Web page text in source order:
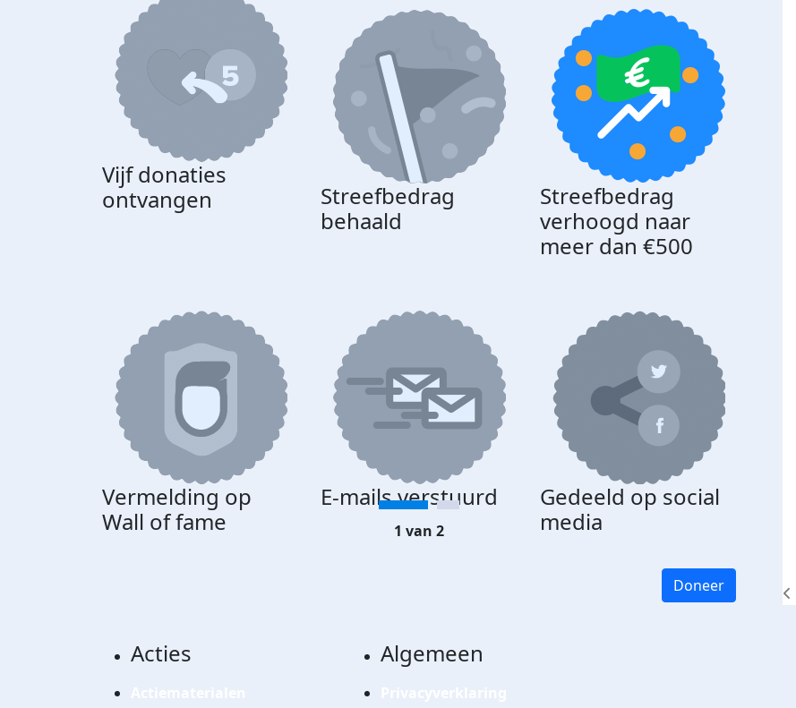
Vijf donaties
ontvangen
Streefbedrag
behaald
Streefbedrag
verhoogd naar
meer dan €500
Vermelding op
Wall of fame
E-mails verstuurd
Gedeeld op social
media
1 van 2
Doneer
Acties Algemeen